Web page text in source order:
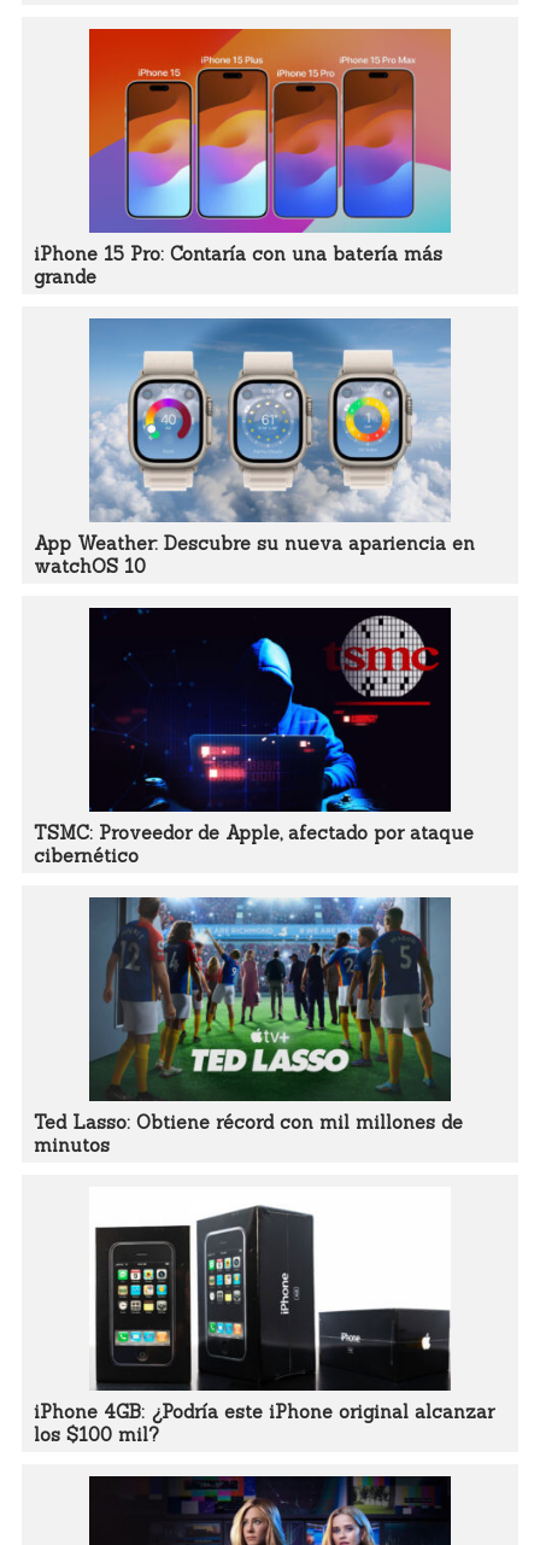
iPhone 15 Pro: Contaría con una batería más
grande
App Weather: Descubre su nueva apariencia en
watchOS 10
TSMC: Proveedor de Apple, afectado por ataque
cibernético
Ted Lasso: Obtiene récord con mil millones de
minutos
iPhone 4GB: ¿Podría este iPhone original alcanzar
los $100 mil?